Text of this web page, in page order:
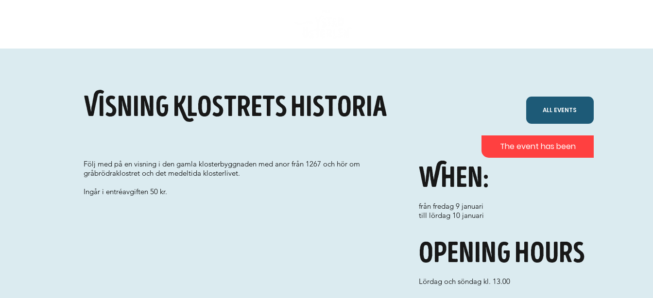
Visning Klostrets historia ALL EVENTS
Följ med på en visning i den gamla klosterbyggnaden med anor från 1267 och hör om
gråbrödraklostret och det medeltida klosterlivet.
Ingår i entréavgiften 50 kr.
When:
från fredag 9 januari
till lördag 10 januari
Opening hours
Lördag och söndag kl. 13.00
The event has been